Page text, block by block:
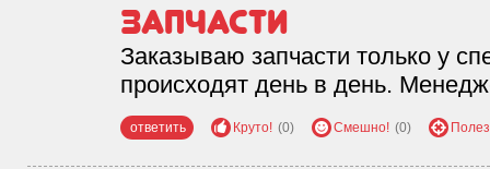
Запчасти
Заказываю запчасти только у
происходят день в день.
ответить Круто! (0) Смешно! (0)